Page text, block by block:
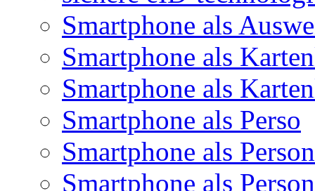
Smartphone als
Smartphone als
Smartphone als
Smartphone als Perso
Smartphone als
Smartphone als